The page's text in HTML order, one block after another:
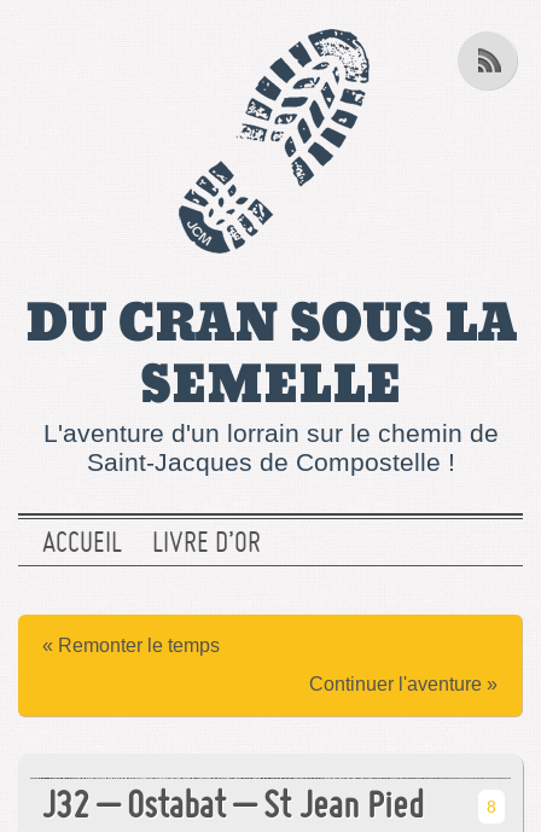
DU CRAN SOUS LA
SEMELLE
L'aventure d'un lorrain sur le chemin de
Saint-Jacques de Compostelle !
ACCUEIL LIVRE D’OR
Continuer l'aventure »
« Remonter le temps
J32 – Ostabat – St Jean Pied
8